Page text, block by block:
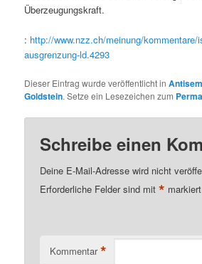
Überzeugungskraft.
: http://www.nzz.ch/meinung/kommentare/
ausgrenzung-ld.4293
Dieser Eintrag wurde veröffentlicht in
Goldstein. Setze ein Lesezeichen zum
Schreibe einen
Deine E-Mail-Adresse wird nicht
Erforderliche Felder sind mit* markiert
Kommentar *